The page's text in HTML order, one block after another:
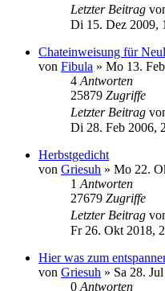
Letzter Beitrag
Di 15. Dez 2009,
Chateinweisung für
von Fibula » Mo 13.
4 Antworten
25879 Zugriffe
Letzter Beitrag
Di 28. Feb 2006,
Herbstgedicht
von Griesuh » Mo 22.
1 Antworten
27679 Zugriffe
Letzter Beitrag
Fr 26. Okt 2018,
Hier was zum
von Griesuh » Sa 28.
0 Antworten